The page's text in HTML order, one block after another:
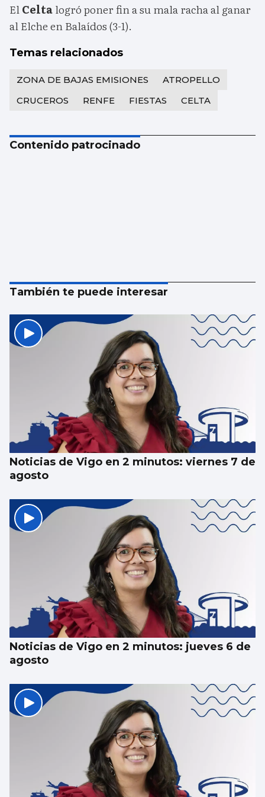
ElCeltalogró poner fin a su mala racha al ganar
al Elche en Balaídos (3-1).
Temas relacionados
ZONA DE BAJAS EMISIONES
ATROPELLO
CRUCEROS
RENFE FIESTAS CELTA
Contenido patrocinado
También te puede interesar
Noticias de Vigo en 2 minutos: viernes 7 de
agosto
Noticias de Vigo en 2 minutos: jueves 6 de
agosto